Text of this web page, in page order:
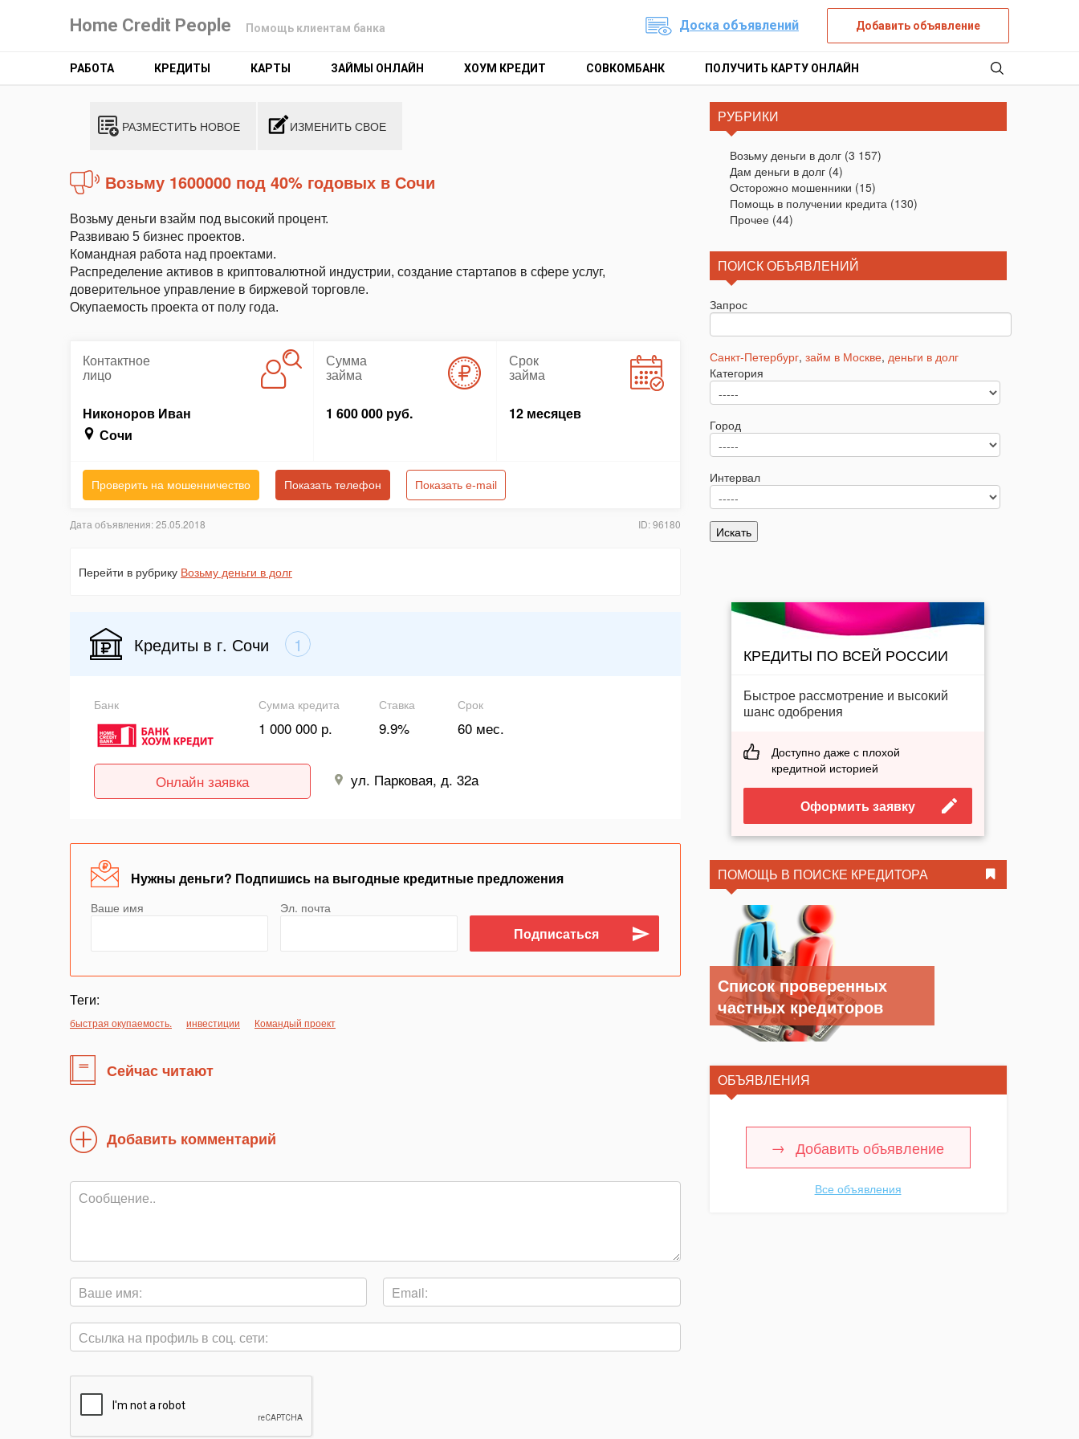
Home Credit People Помощь клиентам банка Доска объявлений Добавить объявление
РАБОТА КРЕДИТЫ КАРТЫ ЗАЙМЫ ОНЛАЙН ХОУМ КРЕДИТ СОВКОМБАНК ПОЛУЧИТЬ КАРТУ ОНЛАЙН
РАЗМЕСТИТЬ НОВОЕ ИЗМЕНИТЬ СВОЕ
Возьму 1600000 под 40% годовых в Сочи
Возьму деньги взайм под высокий процент.
Развиваю 5 бизнес проектов.
Командная работа над проектами.
Распределение активов в криптовалютной индустрии, создание стартапов в сфере услуг,
доверительное управление в биржевой торговле.
Окупаемость проекта от полу года.
Контактное
лицо
Никоноров Иван
Сочи
Сумма
займа
1 600 000 руб.
Срок
займа
12 месяцев
Проверить на мошенничество Показать телефон Показать e-mail
Дата объявления: 25.05.2018 ID: 96180
Перейти в рубрику Возьму деньги в долг
Кредиты в г. Сочи 1
Банк Сумма кредита
1 000 000 р.
Ставка
9.9%
Срок
60 мес.
Онлайн заявка ул. Парковая, д. 32а
Нужны деньги? Подпишись на выгодные кредитные предложения
Ваше имя Эл. почта
Теги:
быстрая окупаемость. инвестиции Командый проект
Сейчас читают
Добавить комментарий
РУБРИКИ
Возьму деньги в долг(3 157)
Дам деньги в долг(4)
Осторожно мошенники (15)
Помощь в получении кредита(130)
Прочее(44)
ПОИСК ОБЪЯВЛЕНИЙ
Запрос
Санкт-Петербург, займ в Москве, деньги в долг
Категория
Город
Интервал
КРЕДИТЫ ПО ВСЕЙ РОССИИ
Быстрое рассмотрение и высокий
шанс одобрения
Доступно даже с плохой
кредитной историей
Оформить заявку
ПОМОЩЬ В ПОИСКЕ КРЕДИТОРА
Список проверенных
частных кредиторов
ОБЪЯВЛЕНИЯ
Добавить объявление
Все объявления